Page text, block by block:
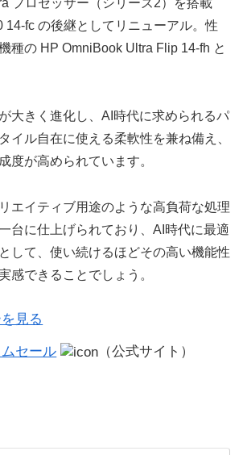
14-fc の後継としてリニューアル。性
種の HP OmniBook Ultra Flip 14-fh と
大きく進化し、AI時代に求められるパ
イル自在に使える柔軟性を兼ね備え、
度が高められています。
エイティブ用途のような高負荷な処理
台に仕上げられており、AI時代に最適
して、使い続けるほどその高い機能性
感できることでしょう。
見る
セール （公式サイト）